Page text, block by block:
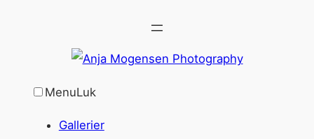
MenuLuk
Gallerier